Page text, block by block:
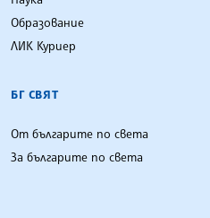
Образование
ЛИК Куриер
БГ СВЯТ
От българите по света
За българите по света